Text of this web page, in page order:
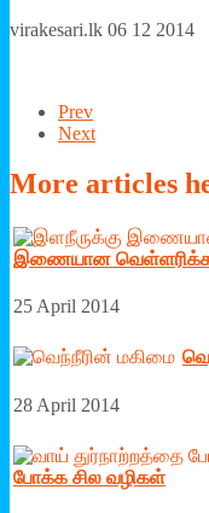
virakesari.lk 06 12 2014
Prev
Next
More articles
இணையான
25 April 2014
28 April 2014
போக்க சில வழிகள்